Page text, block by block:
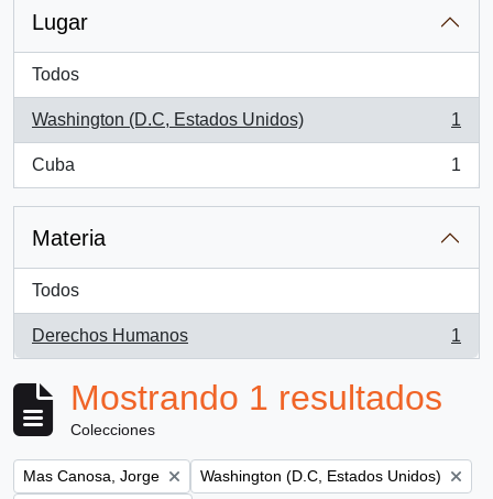
Lugar
Todos
Washington (D.C, Estados Unidos)
, 1 resultados
1
Cuba
, 1 resultados
1
Materia
Todos
Derechos Humanos
, 1 resultados
1
Mostrando 1 resultados
Colecciones
Remove filter:
Mas Canosa, Jorge Remove filter:
Washington (D.C, Estados Unidos)